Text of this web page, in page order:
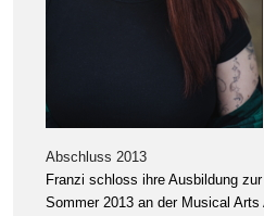
Abschluss 2013
Franzi schloss ihre Ausbildung
Sommer 2013 an der Musical